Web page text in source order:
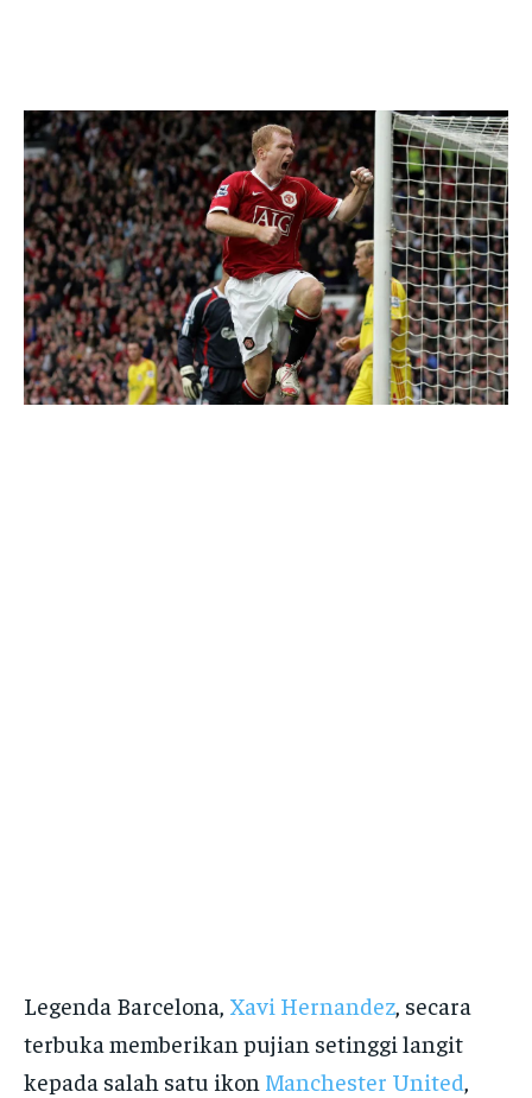
Legenda Barcelona, Xavi Hernandez, secara
terbuka memberikan pujian setinggi langit
kepada salah satu ikon Manchester United,